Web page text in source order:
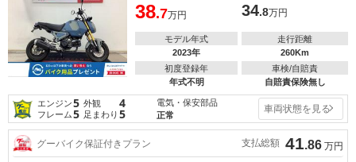
38.7万円 34.8万円
モデル年式
2023年
走行距離
260Km
初度登録年
年式不明
車検/自賠責
自賠責保険無し
エンジン5 外観 4
フレーム5 足まわり 5
電気・保安部品
正常
車両状態を見る
グーバイク保証付きプラン 支払総額 41.86 万円